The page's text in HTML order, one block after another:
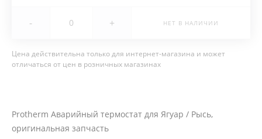
- + НЕТ В НАЛИЧИИ
Цена действительна только для интернет-магазина и может
отличаться от цен в розничных магазинах
Protherm Аварийный термостат для Ягуар / Рысь,
оригинальная запчасть